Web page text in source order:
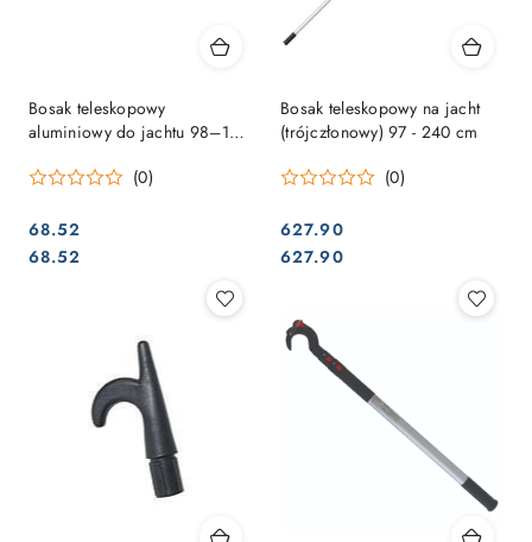
Bosak teleskopowy
aluminiowy do jachtu 98–169
(0)
Cena:
68.52
Cena:
68.52
Bosak teleskopowy na jacht
(trójczłonowy) 97 - 240 cm
(0)
Cena:
627.90
Cena:
627.90